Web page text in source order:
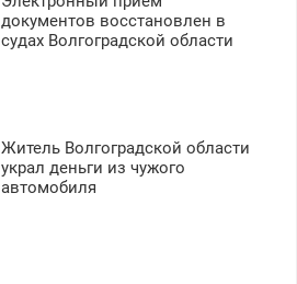
документов восстановлен в
судах Волгоградской области
Житель Волгоградской области
украл деньги из чужого
автомобиля